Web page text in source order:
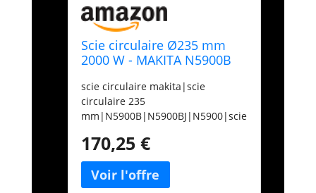
Scie circulaire Ø235 mm
2000 W - MAKITA N5900B
scie circulaire makita|scie
circulaire 235
mm|N5900B|N5900BJ|N5900|scie
170,25 €